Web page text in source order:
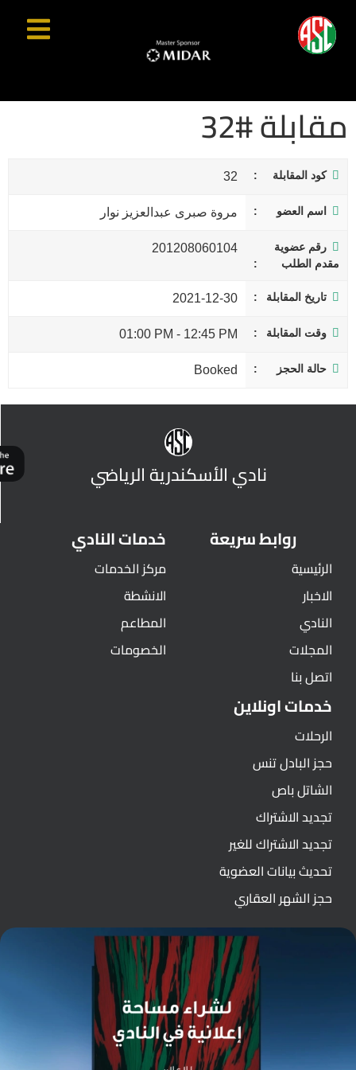
مقابلة #32
كود المقابلة 32
اسم العضو مروة صبرى عبدالعزيز نوار
رقم عضوية
مقدم الطلب
201208060104
تاريخ المقابلة 2021-12-30
وقت المقابلة 12:45 PM
-
01:00 PM
حالة الحجز Booked
نادي الأسكندرية الرياضي
روابط سريعة
الرئيسية
الاخبار
النادي
المجلات
اتصل بنا
خدمات النادي
مركز الخدمات
الانشطة
المطاعم
الخصومات
خدمات اونلاين
الرحلات
حجز البادل تنس
الشاتل باص
تجديد الاشتراك
تجديد الاشتراك للغير
تحديث بيانات العضوية
حجز الشهر العقاري